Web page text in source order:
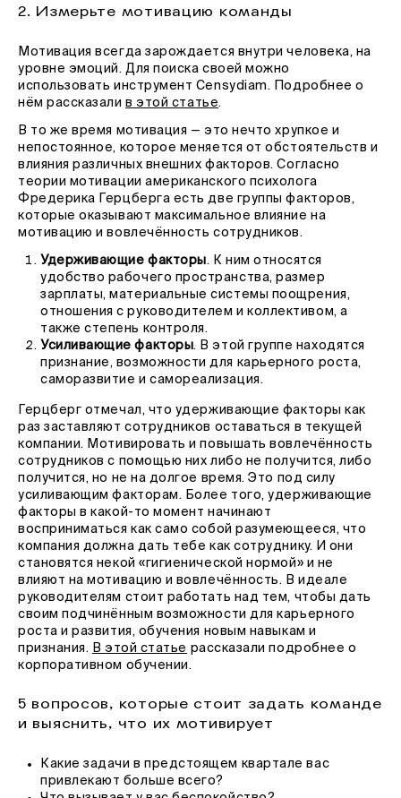
2. Измерьте мотивацию команды
Мотивация всегда зарождается внутри человека, на
уровне эмоций. Для поиска своей можно
использовать инструмент Censydiam. Подробнее о
нём рассказалив этой статье.
В то же время мотивация — это нечто хрупкое и
непостоянное, которое меняется от обстоятельств и
влияния различных внешних факторов. Согласно
теории мотивации американского психолога
Фредерика Герцберга есть две группы факторов,
которые оказывают максимальное влияние на
мотивацию и вовлечённость сотрудников.
Удерживающие факторы. К ним относятся
удобство рабочего пространства, размер
зарплаты, материальные системы поощрения,
отношения с руководителем и коллективом, а
также степень контроля.
Усиливающие факторы. В этой группе находятся
признание, возможности для карьерного роста,
саморазвитие и самореализация.
Герцберг отмечал, что удерживающие факторы как
раз заставляют сотрудников оставаться в текущей
компании. Мотивировать и повышать вовлечённость
сотрудников с помощью них либо не получится, либо
получится, но не на долгое время. Это под силу
усиливающим факторам. Более того, удерживающие
факторы в какой-то момент начинают
восприниматься как само собой разумеющееся, что
компания должна дать тебе как сотруднику. И они
становятся некой «гигиенической нормой» и не
влияют на мотивацию и вовлечённость. В идеале
руководителям стоит работать над тем, чтобы дать
своим подчинённым возможности для карьерного
роста и развития, обучения новым навыкам и
признания. В этой статье рассказали подробнее о
корпоративном обучении.
5 вопросов, которые стоит задать команде
и выяснить, что их мотивирует
Какие задачи в предстоящем квартале вас
привлекают больше всего?